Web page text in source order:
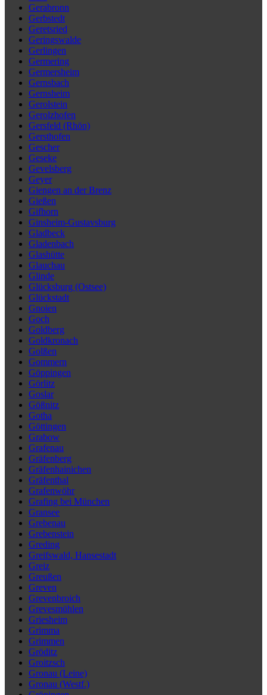
Gerabronn
Gerbstedt
Geretsried
Geringswalde
Gerlingen
Germering
Germersheim
Gernsbach
Gernsheim
Gerolstein
Gerolzhofen
Gersfeld (Rhön)
Gersthofen
Gescher
Geseke
Gevelsberg
Geyer
Giengen an der Brenz
Gießen
Gifhorn
Ginsheim-Gustavsburg
Gladbeck
Gladenbach
Glashütte
Glauchau
Glinde
Glücksburg (Ostsee)
Glückstadt
Gnoien
Goch
Goldberg
Goldkronach
Golßen
Gommern
Göppingen
Görlitz
Goslar
Gößnitz
Gotha
Göttingen
Grabow
Grafenau
Gräfenberg
Gräfenhainichen
Gräfenthal
Grafenwöhr
Grafing bei München
Gransee
Grebenau
Grebenstein
Greding
Greifswald, Hansestadt
Greiz
Greußen
Greven
Grevenbroich
Grevesmühlen
Griesheim
Grimma
Grimmen
Gröditz
Groitzsch
Gronau (Leine)
Gronau (Westf.)